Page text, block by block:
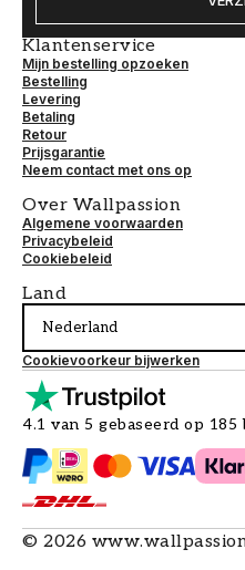
Klantenservice
Mijn bestelling opzoeken
Bestelling
Levering
Betaling
Retour
Prijsgarantie
Neem contact met ons op
Over Wallpassion
Algemene voorwaarden
Privacybeleid
Cookiebeleid
Land
Nederland
Cookievoorkeur bijwerken
4.1 van 5 gebaseerd op
© 2026